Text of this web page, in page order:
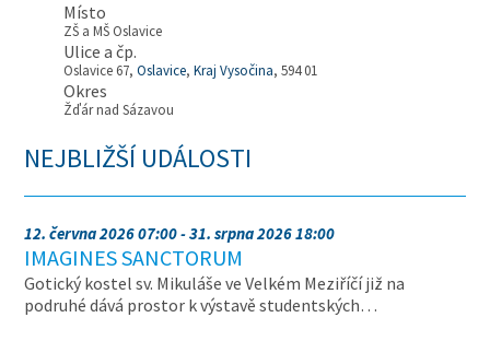
Místo
ZŠ a MŠ Oslavice
Ulice a čp.
Oslavice 67,Oslavice,Kraj Vysočina, 594 01
Okres
Žďár nad Sázavou
NEJBLIŽŠÍ UDÁLOSTI
12. června 2026 07:00 - 31. srpna 2026 18:00
IMAGINES SANCTORUM
Gotický kostel sv. Mikuláše ve Velkém Meziříčí již na
podruhé dává prostor k výstavě studentských…